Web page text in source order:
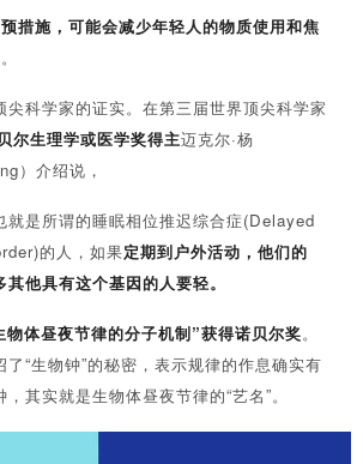
措施，可能会减少年轻人的物质使用和焦
尖科学家的证实。在第三届世界顶尖科学家
尔生理学或医学奖得主迈克尔·杨
）介绍说，
就是所谓的睡眠相位推迟综合症(Delayed
的人，如果定期到户外活动，他们的
他具有这个基因的人要轻。
物体昼夜节律的分子机制”获得诺贝尔奖。
“生物钟”的秘密，表示规律的作息确实有
其实就是生物体昼夜节律的“艺名”。